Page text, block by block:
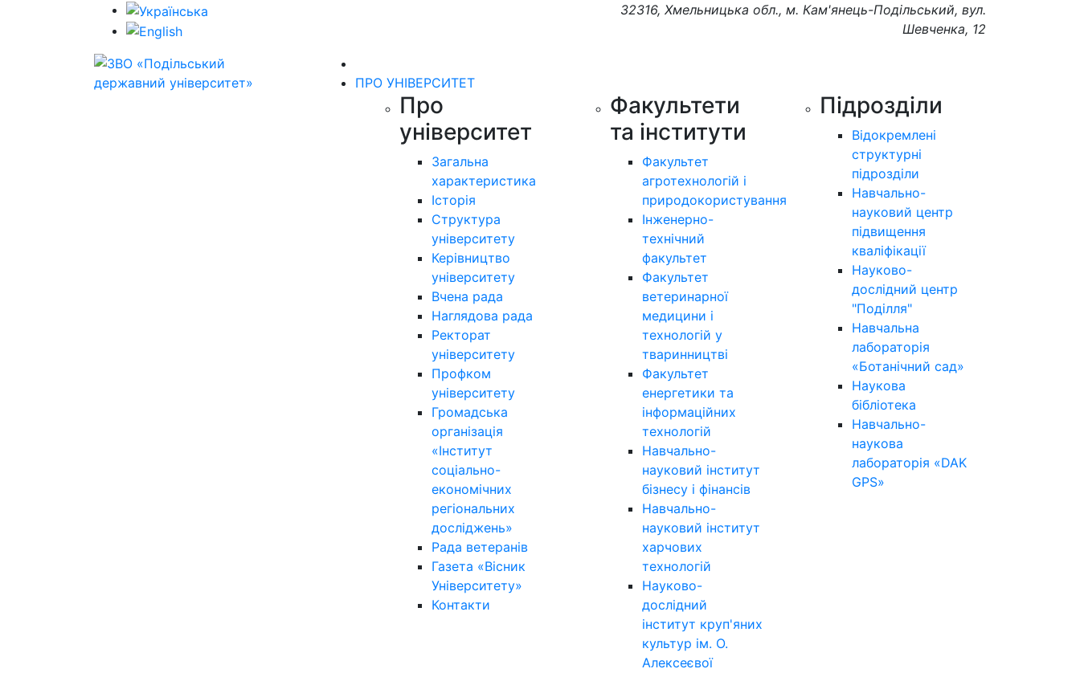
32316, Хмельницька обл., м. Кам'янець-Подільський, вул.
Шевченка, 12
ПРО УНІВЕРСИТЕТ
Про
університет
Загальна
характеристика
Історія
Структура
університету
Керівництво
університету
Вчена рада
Наглядова рада
Ректорат
університету
Профком
університету
Громадська
організація
«Інститут
соціально-
економічних
регіональних
досліджень»
Рада ветеранів
Газета «Вісник
Університету»
Контакти
Факультети
та інститути
Факультет
агротехнологій і
природокористування
Інженерно-
технічний
факультет
Факультет
ветеринарної
медицини і
технологій у
тваринництві
Факультет
енергетики та
інформаційних
технологій
Навчально-
науковий інститут
бізнесу і фінансів
Навчально-
науковий інститут
харчових
технологій
Науково-
дослідний
інститут круп'яних
культур ім. О.
Алексеєвої
Підрозділи
Відокремлені
структурні
підрозділи
Навчально-
науковий центр
підвищення
кваліфікації
Науково-
дослідний центр
"Поділля"
Навчальна
лабораторія
«Ботанічний сад»
Наукова
бібліотека
Навчально-
наукова
лабораторія «DAK
GPS»